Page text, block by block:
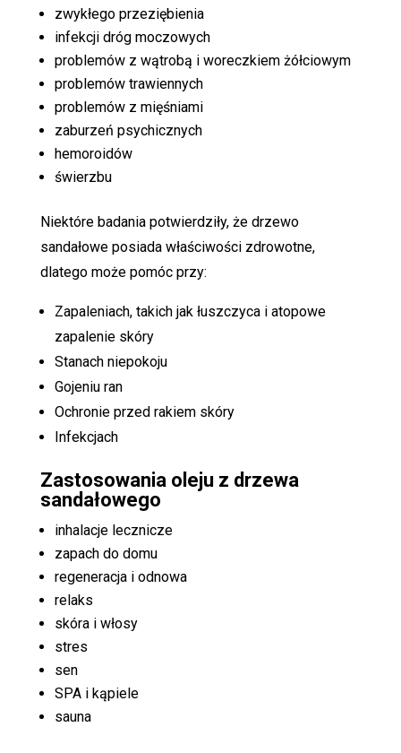
zwykłego przeziębienia
infekcji dróg moczowych
problemów z wątrobą i woreczkiem żółciowym
problemów trawiennych
problemów z mięśniami
zaburzeń psychicznych
hemoroidów
świerzbu
Niektóre badania potwierdziły, że drzewo
sandałowe posiada właściwości zdrowotne,
dlatego może pomóc przy:
Zapaleniach, takich jak łuszczyca i atopowe
zapalenie skóry
Stanach niepokoju
Gojeniu ran
Ochronie przed rakiem skóry
Infekcjach
Zastosowania oleju z drzewa
sandałowego
inhalacje lecznicze
zapach do domu
regeneracja i odnowa
relaks
skóra i włosy
stres
sen
SPA i kąpiele
sauna